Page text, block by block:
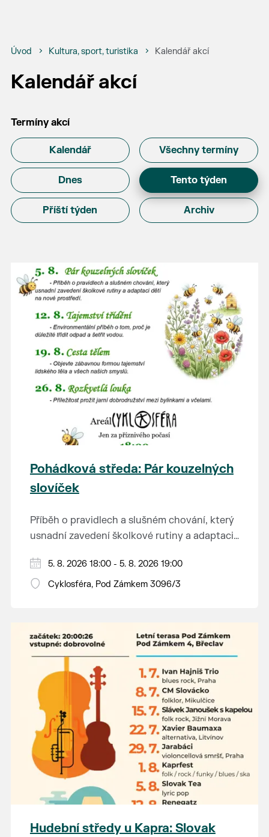
Úvod Kultura, sport, turistika Kalendář akcí
Kalendář akcí
Termíny akcí
Kalendář Všechny termíny
Dnes Tento týden
Příští týden Archiv
Pohádková středa: Pár kouzelných
slovíček
Příběh o pravidlech a slušném chování, který
usnadní zavedení školkové rutiny a adaptaci
Hraje se jen za příznivého počasí.
Vstupné dobrovolné.
5. 8. 2026 18:00 - 5. 8. 2026 19:00
Cyklosféra, Pod Zámkem 3096/3
Hudební středy u Kapra: Slovak